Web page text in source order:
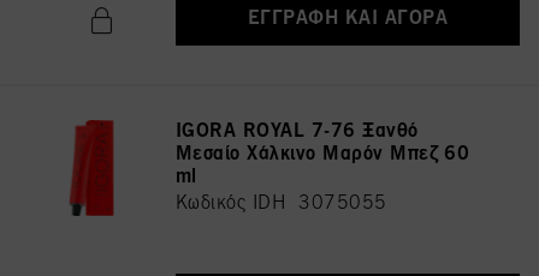
ΕΓΓΡΑΦΉ ΚΑΙ ΑΓΟΡΆ
IGORA ROYAL 7-76 Ξανθό
Μεσαίο Χάλκινο Μαρόν Μπεζ 60
ml
Κωδικός IDH 3075055